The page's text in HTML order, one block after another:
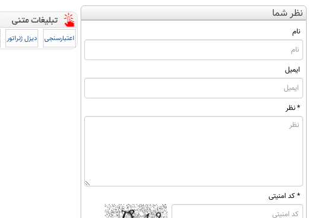
نظر شما
نام
ایمیل
* نظر
* کد امنیتی
اعتبارسنجی دیزل ژنراتور